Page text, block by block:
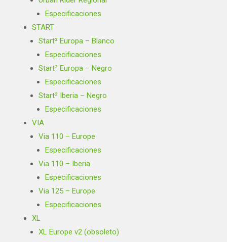
Especificaciones
START
Start² Europa – Blanco
Especificaciones
Start² Europa – Negro
Especificaciones
Start² Iberia – Negro
Especificaciones
VIA
Via 110 – Europe
Especificaciones
Via 110 – Iberia
Especificaciones
Via 125 – Europe
Especificaciones
XL
XL Europe v2 (obsoleto)